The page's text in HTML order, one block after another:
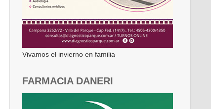
Vivamos el invierno en familia
FARMACIA DANERI